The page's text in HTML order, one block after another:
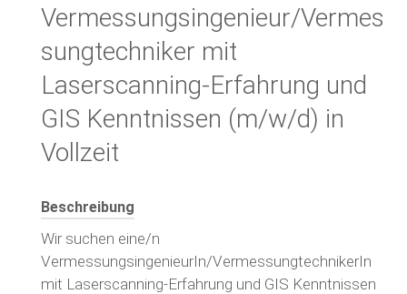
Vermessungsingenieur/Vermes
sungtechniker mit
Laserscanning-Erfahrung und
GIS Kenntnissen (m/w/d) in
Vollzeit
Beschreibung
Wir suchen eine/n
VermessungsingenieurIn/VermessungtechnikerIn
mit Laserscanning-Erfahrung und GIS Kenntnissen